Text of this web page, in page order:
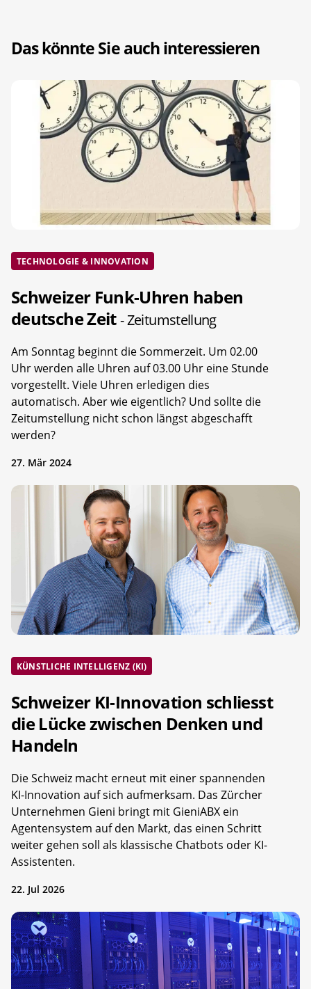
Das könnte Sie auch interessieren
TECHNOLOGIE & INNOVATION
Schweizer Funk-Uhren haben
deutsche Zeit- Zeitumstellung
Am Sonntag beginnt die Sommerzeit. Um 02.00
Uhr werden alle Uhren auf 03.00 Uhr eine Stunde
vorgestellt. Viele Uhren erledigen dies
automatisch. Aber wie eigentlich? Und sollte die
Zeitumstellung nicht schon längst abgeschafft
werden?
27. Mär 2024
KÜNSTLICHE INTELLIGENZ (KI)
Schweizer KI-Innovation schliesst
die Lücke zwischen Denken und
Handeln
Die Schweiz macht erneut mit einer spannenden
KI-Innovation auf sich aufmerksam. Das Zürcher
Unternehmen Gieni bringt mit GieniABX ein
Agentensystem auf den Markt, das einen Schritt
weiter gehen soll als klassische Chatbots oder KI-
Assistenten.
22. Jul 2026